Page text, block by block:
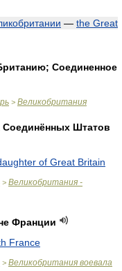
— the Great
Соединенное
> Великобритания
Соединённых Штатов
of Great Britain
> Великобритания -
Франции
France
> Великобритания воевала